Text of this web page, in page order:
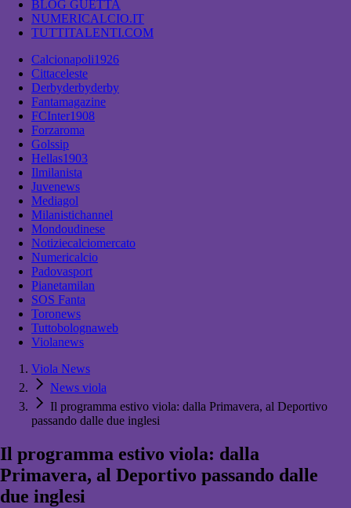
BLOG GUETTA
NUMERICALCIO.IT
TUTTITALENTI.COM
Calcionapoli1926
Cittaceleste
Derbyderbyderby
Fantamagazine
FCInter1908
Forzaroma
Golssip
Hellas1903
Ilmilanista
Juvenews
Mediagol
Milanistichannel
Mondoudinese
Notiziecalciomercato
Numericalcio
Padovasport
Pianetamilan
SOS Fanta
Toronews
Tuttobolognaweb
Violanews
Viola News
News viola
Il programma estivo viola: dalla Primavera, al Deportivo
passando dalle due inglesi
Il programma estivo viola: dalla
Primavera, al Deportivo passando dalle
due inglesi